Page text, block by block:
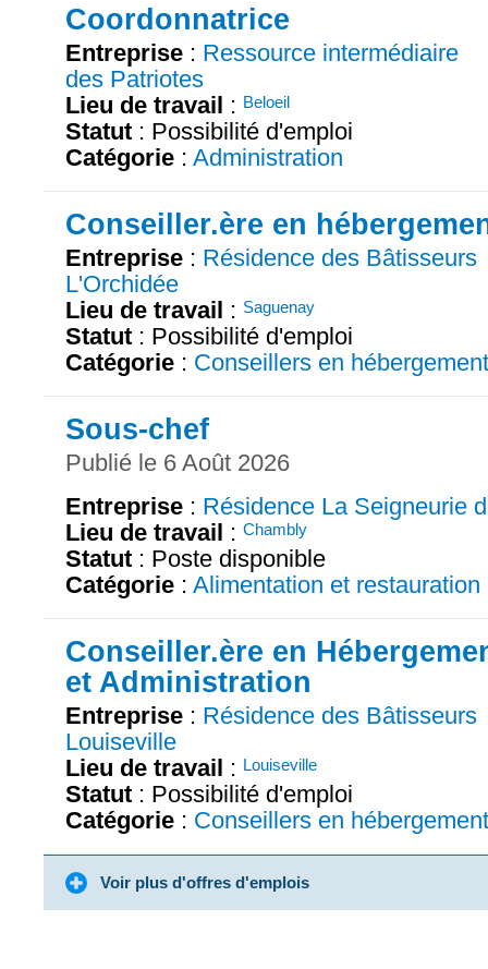
Coordonnatrice
Entreprise : Ressource intermédiaire
des Patriotes
Lieu de travail : Beloeil
Statut : Possibilité d'emploi
Catégorie : Administration
Conseiller.ère en
Entreprise : Résidence des Bâtisseurs
L'Orchidée
Lieu de travail : Saguenay
Statut : Possibilité d'emploi
Catégorie : Conseillers en hébergement
Sous-chef
Publié le 6 Août 2026
Entreprise : Résidence La Seigneurie
Lieu de travail : Chambly
Statut : Poste disponible
Catégorie : Alimentation et restauration
Conseiller.ère en
et Administration
Entreprise : Résidence des Bâtisseurs
Louiseville
Lieu de travail : Louiseville
Statut : Possibilité d'emploi
Catégorie : Conseillers en hébergement
Voir plus d'offres d'emplois